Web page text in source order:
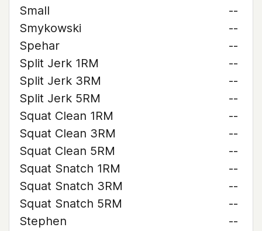
Small
--
Smykowski
--
Spehar
--
Split Jerk 1RM
--
Split Jerk 3RM
--
Split Jerk 5RM
--
Squat Clean 1RM
--
Squat Clean 3RM
--
Squat Clean 5RM
--
Squat Snatch 1RM
--
Squat Snatch 3RM
--
Squat Snatch 5RM
--
Stephen
--